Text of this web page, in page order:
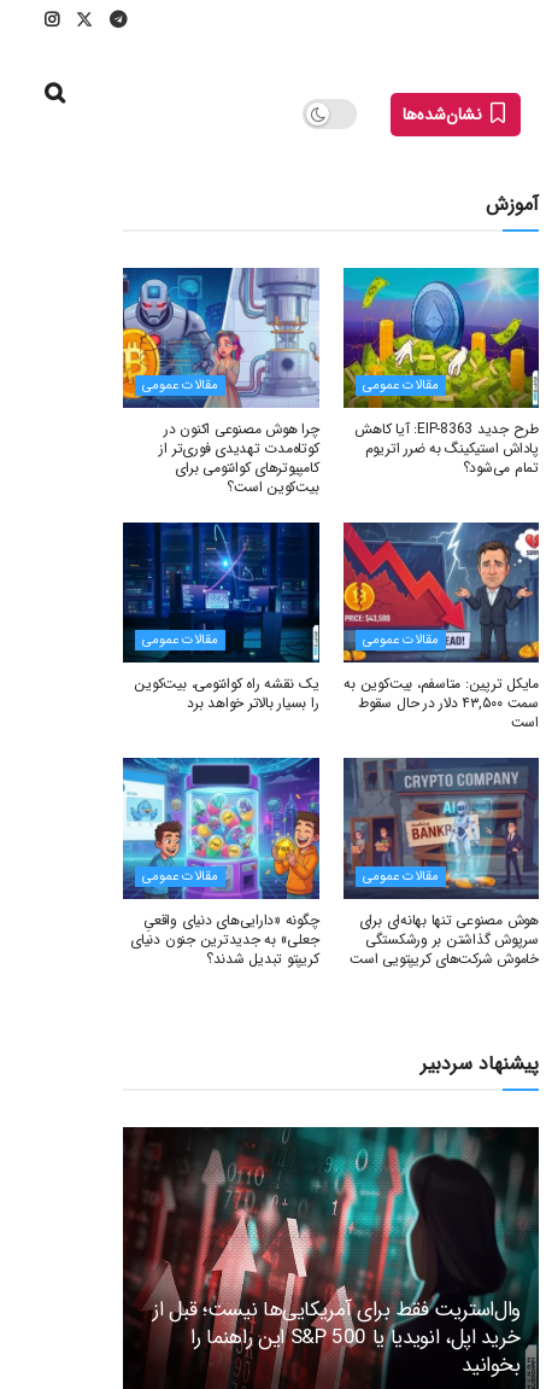
نشان‌شده‌ها
آموزش
مقالات عمومی
طرح جدید EIP-8363: آیا کاهش
پاداش استیکینگ به ضرر اتریوم
تمام می‌شود؟
مقالات عمومی
چرا هوش مصنوعی اکنون در
کوتاه‌مدت تهدیدی فوری‌تر از
کامپیوترهای کوانتومی برای
بیت‌کوین است؟
مقالات عمومی
مایکل ترپین: متاسفم، بیت‌کوین به
سمت ۴۳,۵۰۰ دلار در حال سقوط
است
مقالات عمومی
یک نقشه راه کوانتومی، بیت‌کوین
را بسیار بالاتر خواهد برد
مقالات عمومی
هوش مصنوعی تنها بهانه‌ای برای
سرپوش گذاشتن بر ورشکستگی
خاموش شرکت‌های کریپتویی است
مقالات عمومی
چگونه «دارایی‌های دنیای واقعیِ
جعلی» به جدیدترین جنون دنیای
کریپتو تبدیل شدند؟
پیشنهاد سردبیر
وال‌استریت فقط برای آمریکایی‌ها نیست؛ قبل از
خرید اپل، انویدیا یا S&P 500 این راهنما را
بخوانید